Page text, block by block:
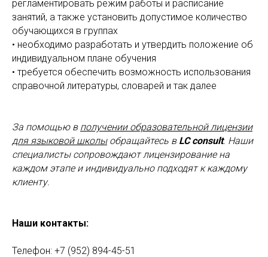
регламентировать режим работы и расписание
занятий, а также установить допустимое количество
обучающихся в группах
• необходимо разработать и утвердить положение об
индивидуальном плане обучения
• требуется обеспечить возможность использования
справочной литературы, словарей и так далее
За помощью в получении образовательной лицензии
для языковой школыобращайтесь в LC consult. Наши
специалисты сопровождают лицензирование на
каждом этапе и индивидуально подходят к каждому
клиенту.
Наши контакты:
Телефон: +7 (952) 894-45-51